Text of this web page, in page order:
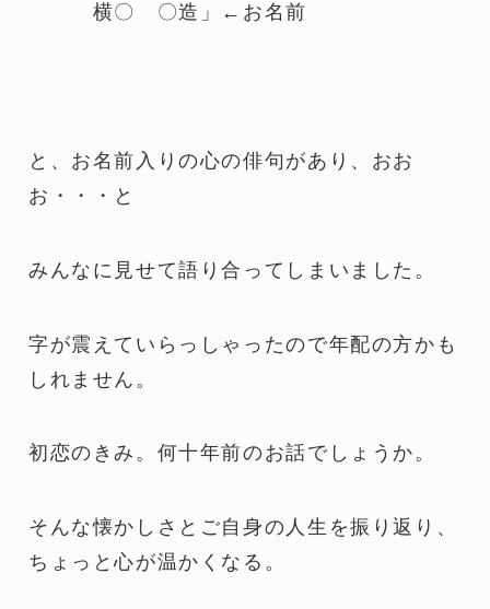
横〇 〇造」←お名前
と、お名前入りの心の俳句があり、おお
お・・・と
みんなに見せて語り合ってしまいました。
字が震えていらっしゃったので年配の方かも
しれません。
初恋のきみ。何十年前のお話でしょうか。
そんな懐かしさとご自身の人生を振り返り、
ちょっと心が温かくなる。